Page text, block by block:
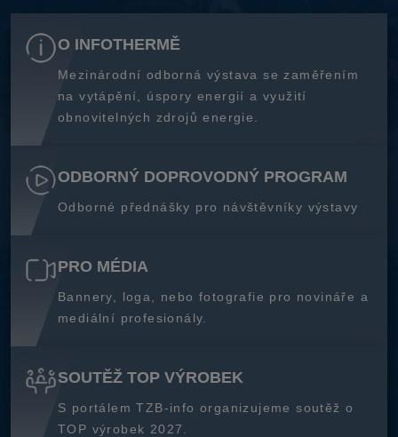
O INFOTHERMĚ
Mezinárodní odborná výstava se zaměřením
na vytápění, úspory energií a využití
obnovitelných zdrojů energie.
ODBORNÝ DOPROVODNÝ PROGRAM
Odborné přednášky pro návštěvníky výstavy
PRO MÉDIA
Bannery, loga, nebo fotografie pro novináře a
mediální profesionály.
SOUTĚŽ TOP VÝROBEK
S portálem TZB-info organizujeme soutěž o
TOP výrobek 2027.